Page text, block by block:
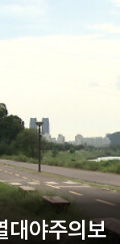
야주의보